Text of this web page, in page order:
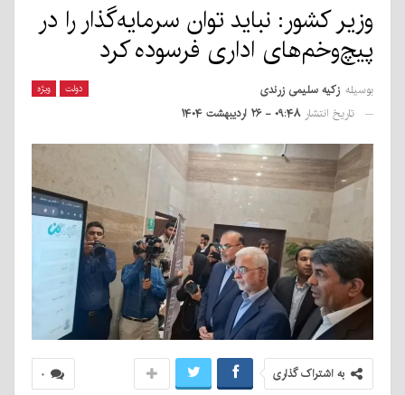
وزیر کشور: نباید توان سرمایه‌گذار را در
پیچ‌و‌خم‌های اداری فرسوده کرد
دولت ویژه بوسیله زکیه سلیمی زرندی
تاریخ انتشار ۰۹:۴۸ - ۲۶ اردیبهشت ۱۴۰۴
۰ به اشتراک گذاری